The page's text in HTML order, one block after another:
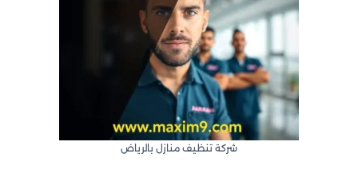
شركة تنظيف منازل بالرياض